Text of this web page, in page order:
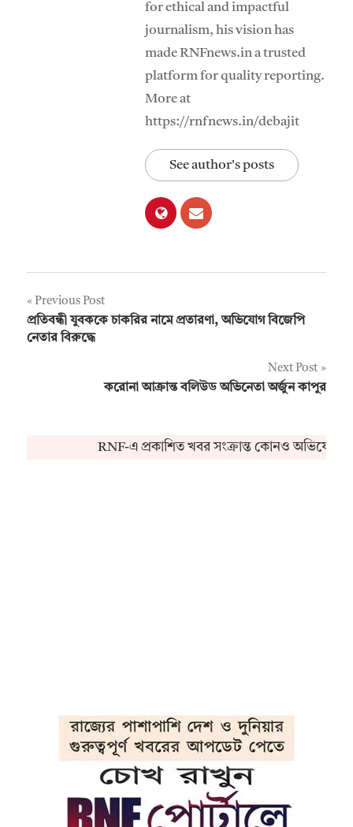
for ethical and impactful
journalism, his vision has
made RNFnews.in a trusted
platform for quality reporting.
More at
https://rnfnews.in/debajit
See author's posts
Post
navigation
Previous Post
প্রতিবন্ধী যুবককে চাকরির নামে প্রতারণা, অভিযোগ বিজেপি
নেতার বিরুদ্ধে
Next Post
করোনা আক্রান্ত বলিউড অভিনেতা অর্জুন কাপুর
RNF-এ প্রকাশিত খবর সংক্রান্ত কোনও অভিযোগ বা